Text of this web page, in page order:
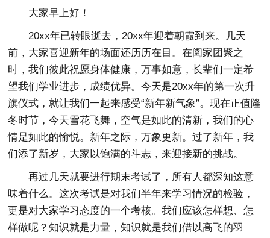
大家早上好！
20xx年已转眼逝去，20xx年迎着朝霞到来。几天
前，大家喜迎新年的场面还历历在目。在阖家团聚之
时，我们彼此祝愿身体健康，万事如意，长辈们一定希
望我们学业进步，成绩优异。今天是20xx年的第一次升
旗仪式，就让我们一起来感受“新年新气象”。现在正值隆
冬时节，今天雪花飞舞，空气是如此的清新，我们的心
情是如此的愉悦。新年之际，万象更新。过了新年，我
们添了新岁，大家以饱满的斗志，来迎接新的挑战。
再过几天就要进行期末考试了，所有人都深知这意
味着什么。这次考试是对我们半年来学习情况的检验，
更是对大家学习态度的一个考核。我们应该怎样想、怎
样做呢？知识就是力量，知识就是我们借以高飞的羽